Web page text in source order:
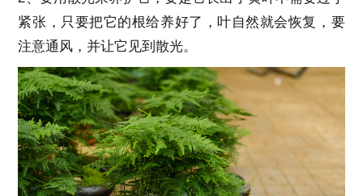
紧张，只要把它的根给养好了，叶自然就会恢复，要
注意通风，并让它见到散光。